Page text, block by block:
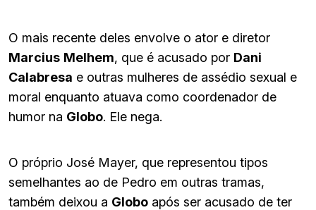
O mais recente deles envolve o ator e diretor
Marcius Melhem, que é acusado por Dani
Calabresa e outras mulheres de assédio sexual e
moral enquanto atuava como coordenador de
humor na Globo. Ele nega.
O próprio José Mayer, que representou tipos
semelhantes ao de Pedro em outras tramas,
também deixou a Globo após ser acusado de ter